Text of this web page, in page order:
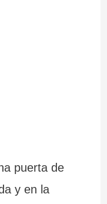
puerta de
y en la